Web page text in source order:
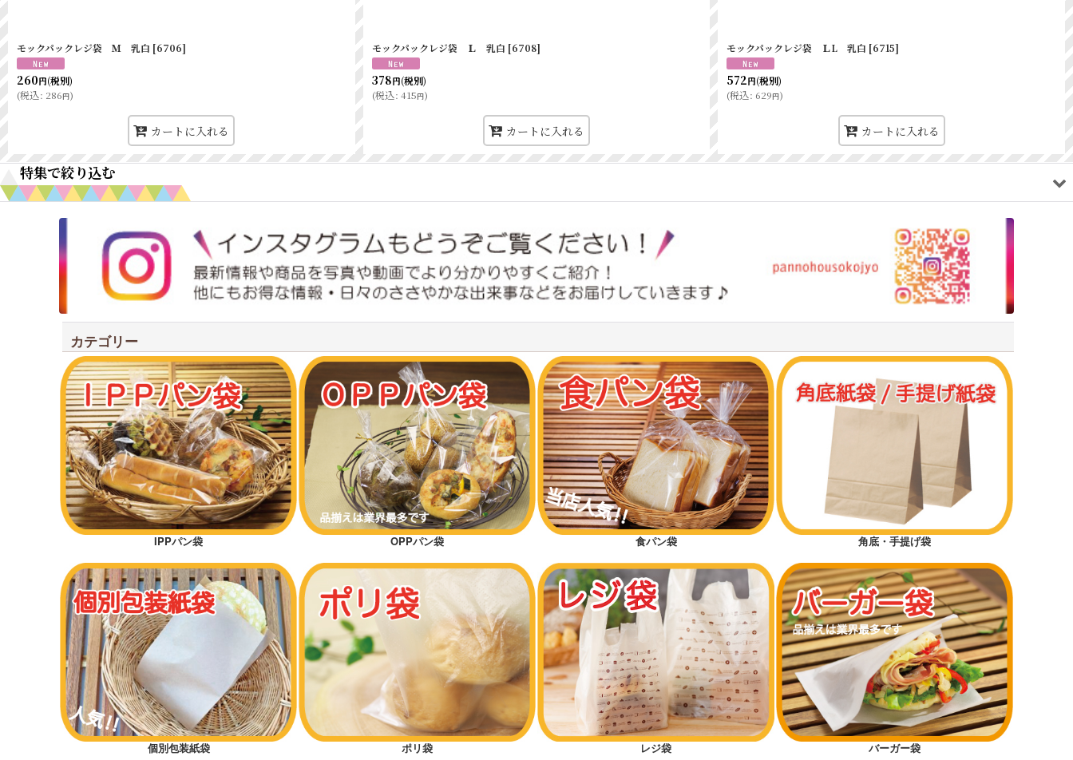
モックパックレジ袋 Ｍ 乳白 [6706]
260円(税別)
(税込: 286円)
カートに入れる
モックパックレジ袋 Ｌ 乳白 [6708]
378円(税別)
(税込: 415円)
カートに入れる
モックパックレジ袋 ＬL 乳白 [6715]
572円(税別)
(税込: 629円)
カートに入れる
特集で絞り込む
ワックスペーパー
クラフトテイスト
新規開店オススメセット
オススメ差別化アイテム
低コストタイプ
底マチ付きパン袋
横マチ付きパン袋
ギフトラッピング
おむつ袋・防臭袋
カテゴリー
IPPパン袋 OPPパン袋 食パン袋 角底・手提げ袋
個別包装紙袋 ポリ袋 レジ袋 バーガー袋